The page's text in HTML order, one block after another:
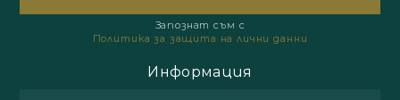
Запознат съм с
Политика за защита на лични данни
Информация